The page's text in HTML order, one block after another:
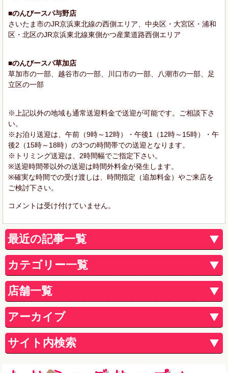
■のんびースパ与野店
さいたま市のJR京浜東北線の西側エリア、中央区・大宮区・浦和
区・北区のJR京浜東北線東側かつ産業道路西側エリア
■のんびースパ草加店
草加市の一部、越谷市の一部、川口市の一部、八潮市の一部、足
立区の一部
※上記以外の地域も通常送迎料金で送迎が可能です。ご相談下さ
い。
※お泊り送迎は、午前（9時～12時）・午後1（12時～15時）・午
後2（15時～18時）の3つの時間帯での送迎となります。
※トリミング送迎は、2時間幅でご指定下さい。
※送迎時間帯以外の送迎は時間外料金が発生します。
※確実な時間での受け渡しは、時間指定（追加料金）やご来店を
ご検討下さい。
コメントは受け付けていません。
最近の記事一覧
カテゴリー一覧
店舗一覧
アーカイブ
サイト内検索